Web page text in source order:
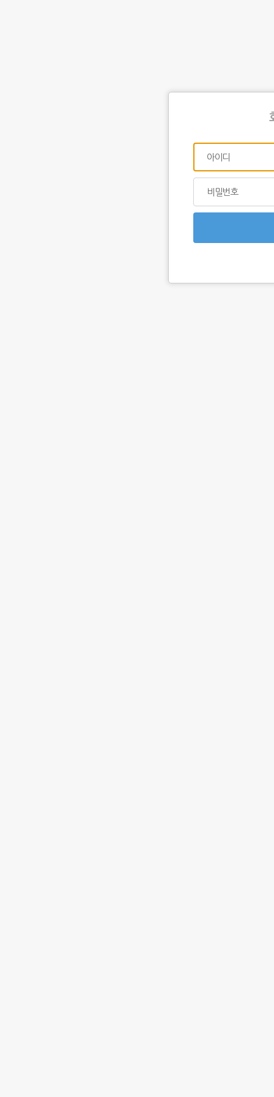
아이디
비밀번호